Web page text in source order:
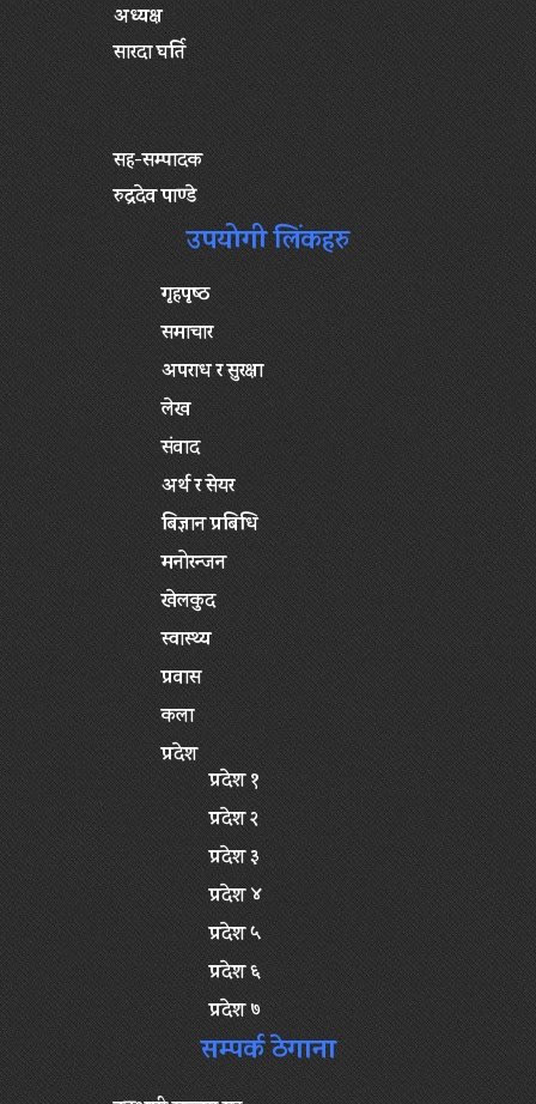
अध्यक्ष
सारदा घर्ति
सह-सम्पादक
रुद्रदेव पाण्डे
उपयोगी लिंकहरु
गृहपृष्‍ठ
समाचार
अपराध र सुरक्षा
लेख
संवाद
अर्थ र सेयर
बिज्ञान प्रबिधि
मनोरन्जन
खेलकुद
स्वास्थ्य
प्रवास
कला
प्रदेश
प्रदेश १
प्रदेश २
प्रदेश ३
प्रदेश ४
प्रदेश ५
प्रदेश ६
प्रदेश ७
सम्पर्क ठेगाना